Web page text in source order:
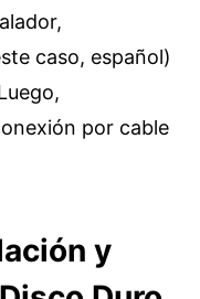
caso, español)
por cable
y